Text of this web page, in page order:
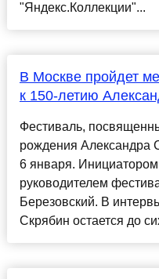
"Яндекс.Коллекции"...
В Москве пройдет
к 150-летию
Фестиваль,
рождения Александра
6 января.
руководителем
Березовский. В
Скрябин остается до